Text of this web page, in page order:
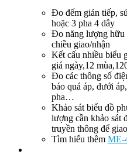
Đo đếm gián tiếp,
hoặc 3 pha 4 dây
Đo năng lượng hữu
chiều giao/nhận
Kết cấu nhiều biểu
giá ngày,12
Đo các thông số
báo quá áp, dưới
pha…
Khảo sát biểu đồ
lượng cần khảo sát
truyền thông để
Tìm hiểu thêm ME-